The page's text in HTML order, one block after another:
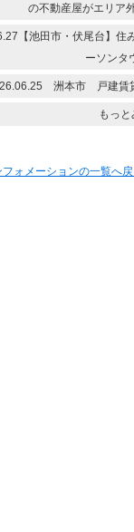
の不動産屋がエリア
【池田市・伏尾台】住
ーソンタ
洲本市 戸建
もっと
フォメーションの一覧へ